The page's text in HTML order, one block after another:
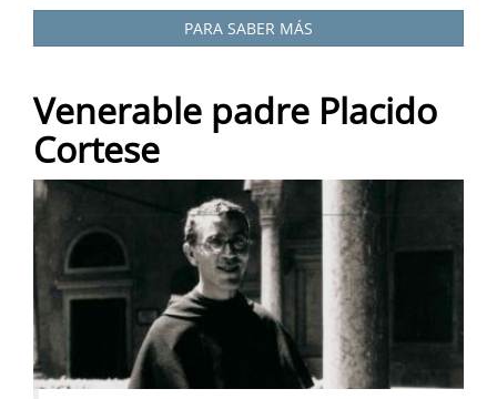
PARA SABER MÁS
Venerable padre Placido
Cortese